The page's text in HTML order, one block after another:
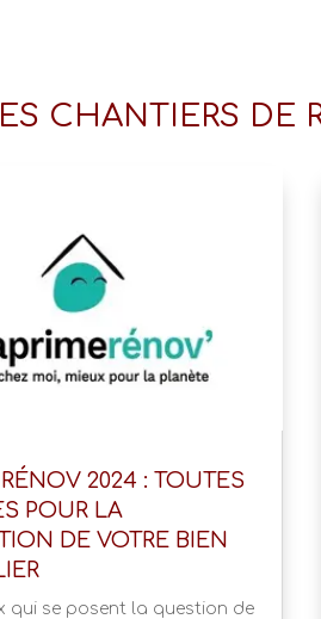
CHANTIERS DE
2024 : TOUTES
POUR LA
DE VOTRE BIEN
qui se posent la question de